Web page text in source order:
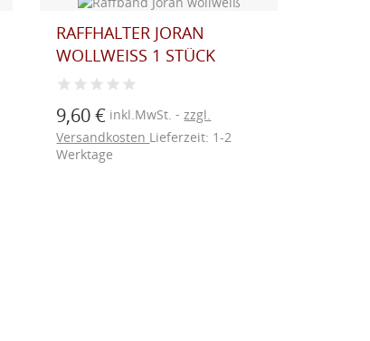
RAFFHALTER JORAN
WOLLWEISS 1 STÜCK
9,60 € inkl.MwSt. zzgl.
Versandkosten Lieferzeit: 1-2
Werktage